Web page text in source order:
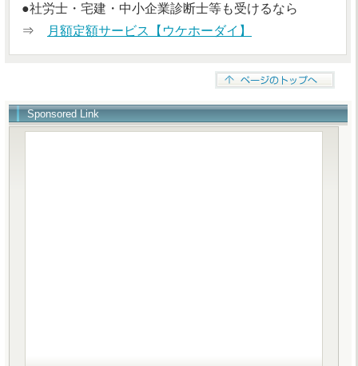
●社労士・宅建・中小企業診断士等も受けるなら
⇒
月額定額サービス【ウケホーダイ】
Sponsored Link